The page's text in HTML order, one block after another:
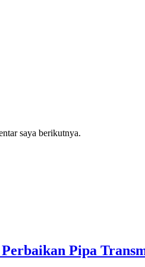
saya berikutnya.
Pipa